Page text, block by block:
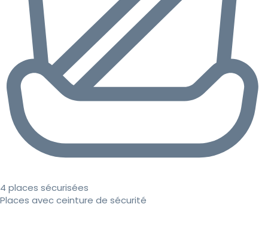
4 places sécurisées
Places avec ceinture de sécurité